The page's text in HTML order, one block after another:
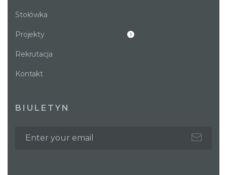
Stołówka
Projekty
Rekrutacja
Kontakt
BIULETYN